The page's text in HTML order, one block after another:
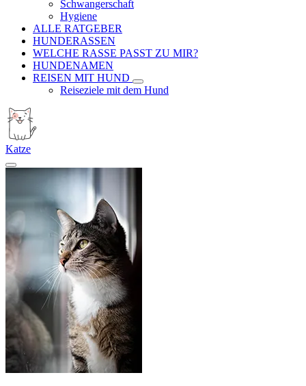
Schwangerschaft
Hygiene
ALLE RATGEBER
HUNDERASSEN
WELCHE RASSE PASST ZU MIR?
HUNDENAMEN
REISEN MIT HUND
Reiseziele mit dem Hund
Katze